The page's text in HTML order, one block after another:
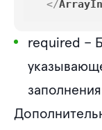
</
required –